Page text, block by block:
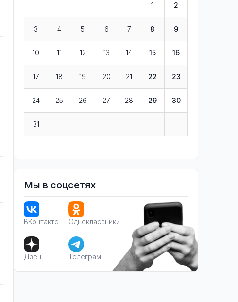
1 2
3 4 5 6 7 8 9
10 11 12 13 14 15 16
17 18 19 20 21 22 23
24 25 26 27 28 29 30
31
Мы в соцсетях
ВКонтакте Одноклассники
Дзен Телеграм